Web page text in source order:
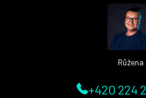
Růžena
+420 224